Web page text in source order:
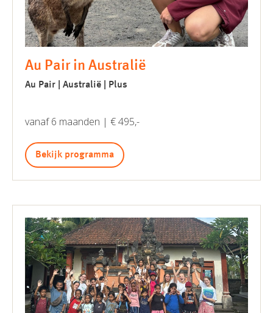
Au Pair in Australië
Au Pair | Australië | Plus
vanaf 6 maanden | € 495,-
Bekijk programma